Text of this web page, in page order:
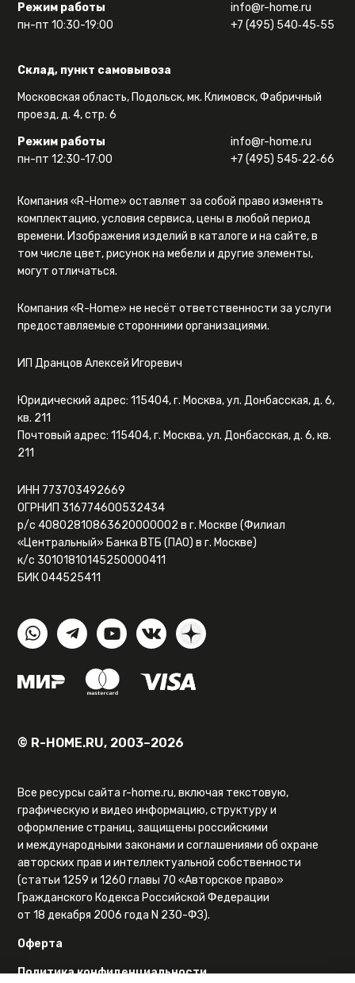
Режим работы
пн-пт 10:30-19:00
info@r-home.ru
+7 (495) 540‑45‑55
Склад, пункт самовывоза
Московская область, Подольск, мк. Климовск, Фабричный
проезд, д. 4, стр. 6
Режим работы
пн-пт 12:30-17:00
info@r-home.ru
+7 (495) 545‑22‑66
Компания «R-Home» оставляет за собой право изменять
комплектацию, условия сервиса, цены в любой период
времени. Изображения изделий в каталоге и на сайте, в
том числе цвет, рисунок на мебели и другие элементы,
могут отличаться.
Компания «R-Home» не несёт ответственности за услуги
предоставляемые сторонними организациями.
ИП Дранцов Алексей Игоревич
Юридический адрес: 115404, г. Москва, ул. Донбасская, д. 6,
кв. 211
Почтовый адрес: 115404, г. Москва, ул. Донбасская, д. 6, кв.
211
ИНН 773703492669
ОГРНИП 316774600532434
р/с 40802810863620000002 в г. Москве (Филиал
«Центральный» Банка ВТБ (ПАО) в г. Москве)
к/с 30101810145250000411
БИК 044525411
© R-HOME.RU, 2003–2026
Все ресурсы сайта r-home.ru, включая текстовую,
графическую и видео информацию, структуру и
оформление страниц, защищены российскими
и международными законами и соглашениями об охране
авторских прав и интеллектуальной собственности
(статьи 1259 и 1260 главы 70 «Авторское право»
Гражданского Кодекса Российской Федерации
от 18 декабря 2006 года N 230-ФЗ).
Оферта
Политика конфиденциальности